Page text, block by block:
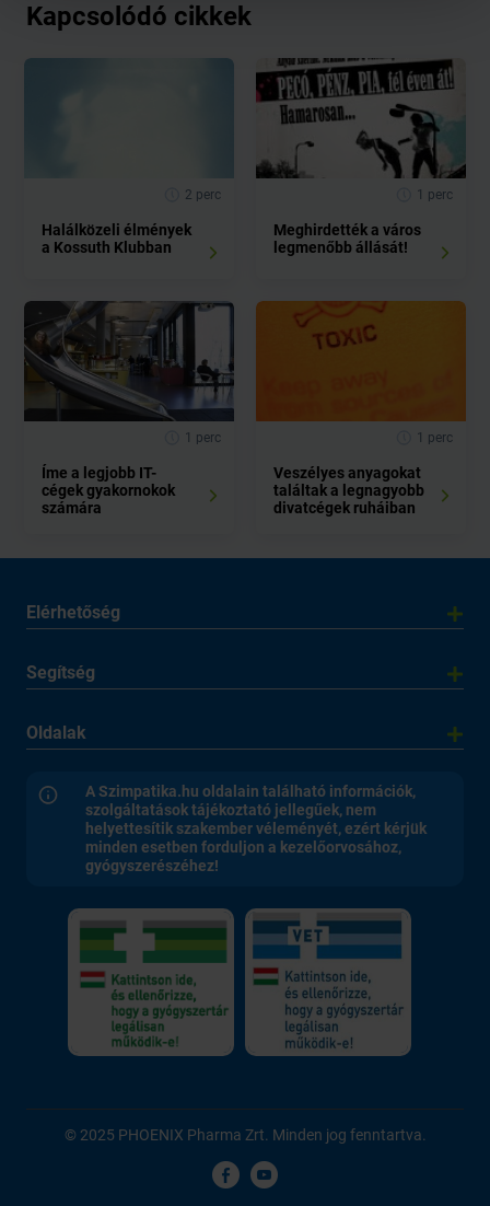
Kapcsolódó cikkek
2 perc
Halálközeli élmények
a Kossuth Klubban
1 perc
Meghirdették a város
legmenőbb állását!
1 perc
Íme a legjobb IT-
cégek gyakornokok
számára
1 perc
Veszélyes anyagokat
találtak a legnagyobb
divatcégek ruháiban
Elérhetőség
Segítség
Oldalak
A Szimpatika.hu oldalain található információk,
szolgáltatások tájékoztató jellegűek, nem
helyettesítik szakember véleményét, ezért kérjük
minden esetben forduljon a kezelőorvosához,
gyógyszerészéhez!
© 2025 PHOENIX Pharma Zrt. Minden jog fenntartva.